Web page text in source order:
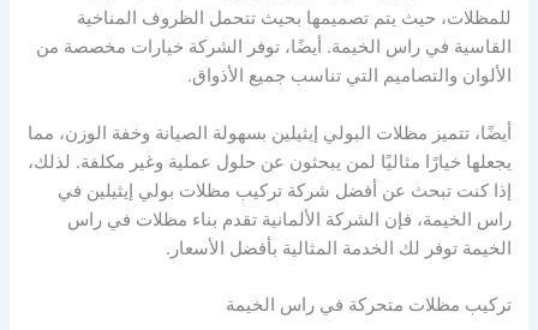
للمظلات، حيث يتم تصميمها بحيث تتحمل الظروف المناخية
القاسية في راس الخيمة. أيضًا، توفر الشركة خيارات مخصصة من
الألوان والتصاميم التي تناسب جميع الأذواق.
أيضًا، تتميز مظلات البولي إيثيلين بسهولة الصيانة وخفة الوزن، مما
يجعلها خيارًا مثاليًا لمن يبحثون عن حلول عملية وغير مكلفة. لذلك،
إذا كنت تبحث عن أفضل شركة تركيب مظلات بولي إيثيلين في
راس الخيمة، فإن الشركة الألمانية تقدم بناء مظلات في راس
الخيمة توفر لك الخدمة المثالية بأفضل الأسعار.
تركيب مظلات متحركة في راس الخيمة